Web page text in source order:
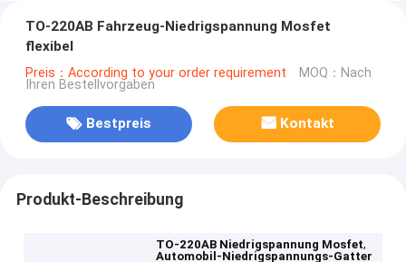
TO-220AB Fahrzeug-Niedrigspannung Mosfet
flexibel
Preis：According to your order requirement MOQ：Nach
Ihren Bestellvorgaben
Bestpreis Kontakt
Produkt-Beschreibung
TO-220AB Niedrigspannung Mosfet,
Automobil-Niedrigspannungs-Gatter